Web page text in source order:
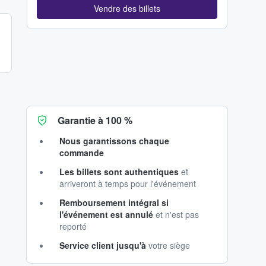
Vendre des billets
Garantie à 100 %
Nous garantissons chaque
commande
Les billets sont authentiques et
arriveront à temps pour l'événement
Remboursement intégral si
l'événement est annulé et n'est pas
reporté
Service client jusqu'à votre siège